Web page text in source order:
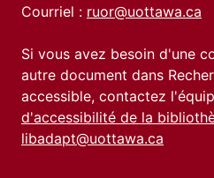
Courriel : ruor@uottawa.ca
Si vous avez besoin d'une
autre document dans
accessible, contactez
d'accessibilité de la
libadapt@uottawa.ca